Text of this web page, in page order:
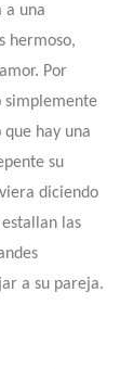
a una
hermoso,
Por
simplemente
hay una
su
diciendo
las
a su pareja.